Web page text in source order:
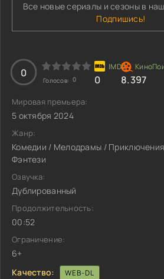
Все новые сериалы и сезоны в
Подпишись!
0
Голосов: 0 0 8.397
Мировая премьера:
5 октября 2024
Жанр:
Комедии / Мелодрамы /
Фэнтези
Озвучка:
Дублированный
Продолжительность:
00:52
Ограничение:
6+
Качество:
WEB-DL